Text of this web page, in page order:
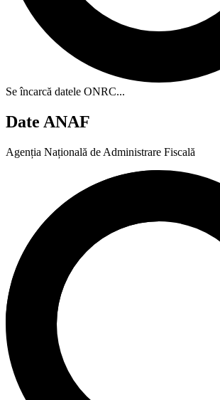
Se încarcă datele ONRC...
Date ANAF
Agenția Națională de Administrare Fiscală